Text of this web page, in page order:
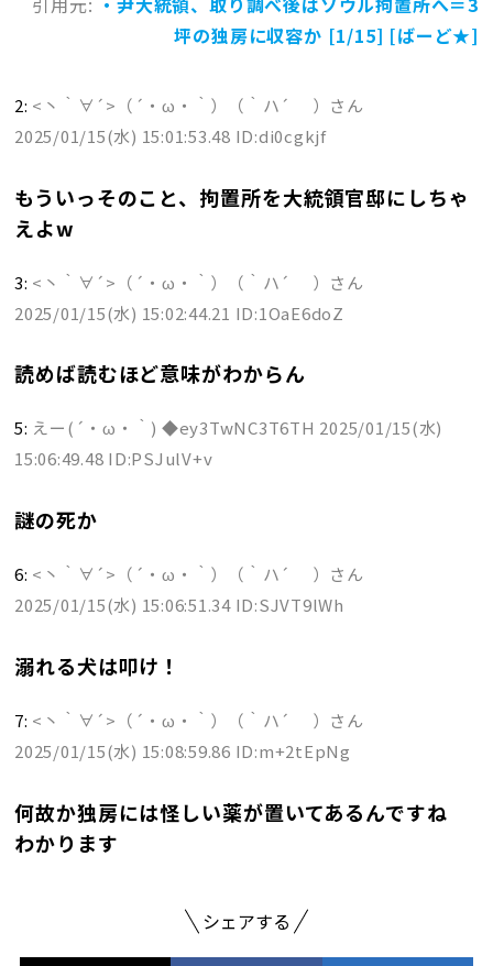
坪の独房に収容か [1/15] [ばーど★]
2: <丶｀∀´>（´・ω・｀）（｀ハ´ ）さん
2025/01/15(水) 15:01:53.48 ID:di0cgkjf
もういっそのこと、拘置所を大統領官邸にしちゃ
えよw
3: <丶｀∀´>（´・ω・｀）（｀ハ´ ）さん
2025/01/15(水) 15:02:44.21 ID:1OaE6doZ
読めば読むほど意味がわからん
5: えー(´・ω・｀) ◆ey3TwNC3T6TH 2025/01/15(水)
15:06:49.48 ID:PSJulV+v
謎の死か
6: <丶｀∀´>（´・ω・｀）（｀ハ´ ）さん
2025/01/15(水) 15:06:51.34 ID:SJVT9lWh
溺れる犬は叩け！
7: <丶｀∀´>（´・ω・｀）（｀ハ´ ）さん
2025/01/15(水) 15:08:59.86 ID:m+2tEpNg
何故か独房には怪しい薬が置いてあるんですね
わかります
シェアする